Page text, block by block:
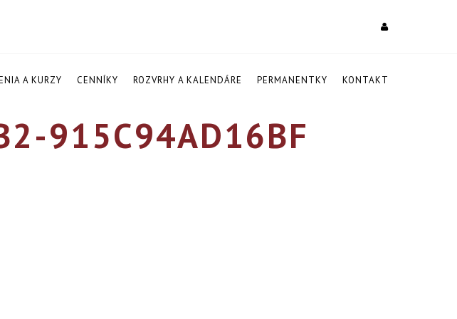
A KURZY CENNÍKY ROZVRHY A KALENDÁRE PERMANENTKY KONTAKT
915C94AD16BF